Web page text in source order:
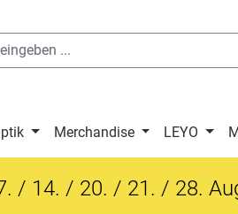
Merchandise LEYO
/ 14. / 20. / 21. / 28.